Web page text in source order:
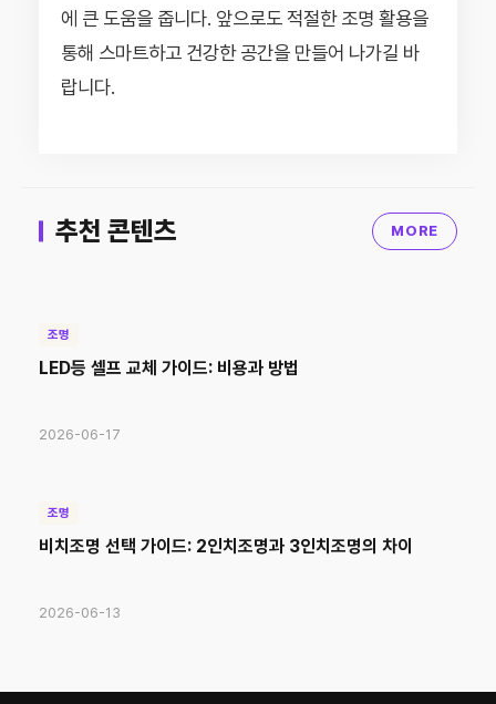
에 큰 도움을 줍니다. 앞으로도 적절한 조명 활용을
통해 스마트하고 건강한 공간을 만들어 나가길 바
랍니다.
추천 콘텐츠 MORE
조명
LED등 셀프 교체 가이드: 비용과 방법
2026-06-17
조명
비치조명 선택 가이드: 2인치조명과 3인치조명의 차이
2026-06-13